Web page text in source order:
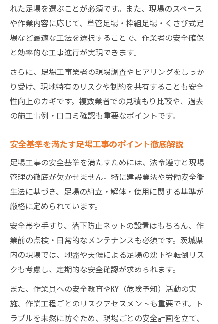
れた足場を選ぶことが必須です。また、現場のスペース
や作業内容に応じて、単管足場・枠組足場・くさび式足
場など最適な工法を選択することで、作業者の安全確保
と効率的な工事進行が実現できます。
さらに、足場工事業者の現場調査やヒアリングをしっか
り受け、現地特有のリスクや制約を共有することも安全
性向上のカギです。複数業者での見積もり比較や、過去
の施工事例・口コミ確認も重要なポイントです。
安全基準を満たす足場工事のポイント徹底解説
足場工事の安全基準を満たすためには、法令遵守と現場
管理の徹底が欠かせません。特に建設業法や労働安全衛
生法に基づき、足場の組立・解体・使用に関する基準が
厳格に定められています。
安全帯や手すり、落下防止ネットの設置はもちろん、作
業前の点検・日常的なメンテナンスも必須です。茨城県
内の現場では、地盤や天候による足場の沈下や転倒リス
クも考慮し、定期的な安全確認が求められます。
また、作業員への安全教育やKY（危険予知）活動の実
施、作業工程ごとのリスクアセスメントも重要です。ト
ラブルを未然に防ぐため、現場ごとの安全計画を立て、